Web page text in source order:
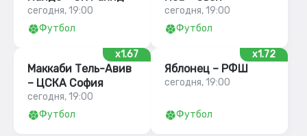
сегодня, 19:00
Футбол
сегодня, 19:00
Футбол
x1.67
Маккаби Тель-Авив
– ЦСКА София
сегодня, 19:00
Футбол
x1.72
Яблонец – РФШ
сегодня, 19:00
Футбол